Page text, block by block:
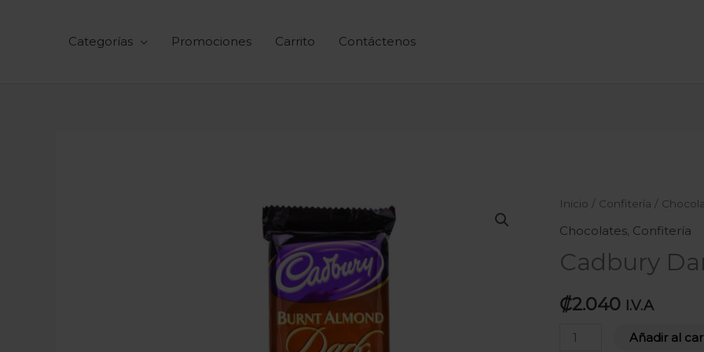
Categorías Promociones Carrito Contáctenos
Inicio / Confitería /
Chocolates, Confitería
Cadbury
₡2.040 I.V.A
Cadbury
Dark
cantidad
Añadir al